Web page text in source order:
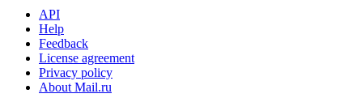
API
Help
Feedback
License agreement
Privacy policy
About Mail.ru